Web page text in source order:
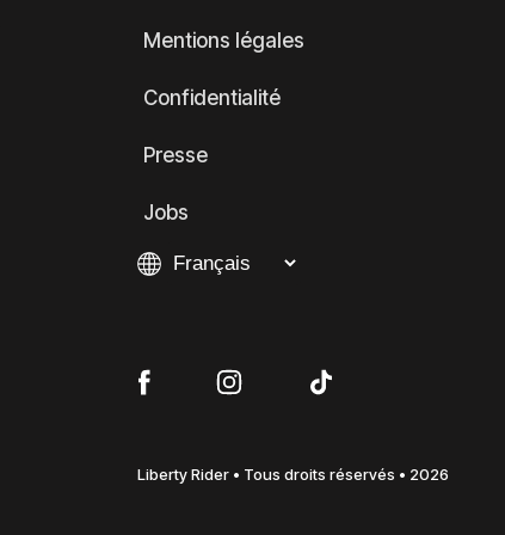
Mentions légales
Confidentialité
Presse
Jobs
Liberty Rider • Tous droits réservés • 2026